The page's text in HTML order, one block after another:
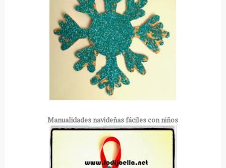
Manualidades navideñas fáciles con niños